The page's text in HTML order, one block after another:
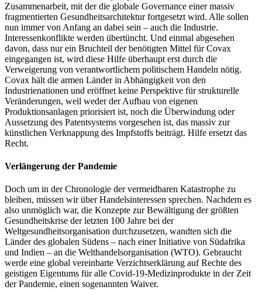
Zusammenarbeit, mit der die globale Governance einer massiv
fragmentierten Gesundheitsarchitektur fortgesetzt wird. Alle sollen
nun immer von Anfang an dabei sein – auch die Industrie.
Interessenkonflikte werden übertüncht. Und einmal abgesehen
davon, dass nur ein Bruchteil der benötigten Mittel für Covax
eingegangen ist, wird diese Hilfe überhaupt erst durch die
Verweigerung von verantwortlichem politischem Handeln nötig.
Covax hält die armen Länder in Abhängigkeit von den
Industrienationen und eröffnet keine Perspektive für strukturelle
Veränderungen, weil weder der Aufbau von eigenen
Produktionsanlagen priorisiert ist, noch die Überwindung oder
Aussetzung des Patentsystems vorgesehen ist, das massiv zur
künstlichen Verknappung des Impfstoffs beiträgt. Hilfe ersetzt das
Recht.
Verlängerung der Pandemie
Doch um in der Chronologie der vermeidbaren Katastrophe zu
bleiben, müssen wir über Handelsinteressen sprechen. Nachdem es
also unmöglich war, die Konzepte zur Bewältigung der größten
Gesundheitskrise der letzten 100 Jahre bei der
Weltgesundheitsorganisation durchzusetzen, wandten sich die
Länder des globalen Südens – nach einer Initiative von Südafrika
und Indien – an die Welthandelsorganisation (WTO). Gebraucht
werde eine global vereinbarte Verzichtserklärung auf Rechte des
geistigen Eigentums für alle Covid-19-Medizinprodukte in der Zeit
der Pandemie, einen sogenannten Waiver.